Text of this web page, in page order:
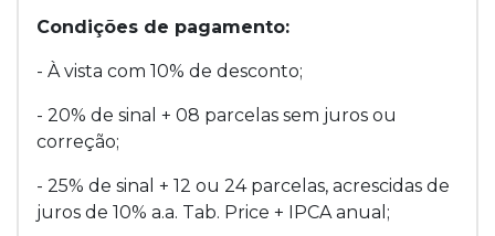
Condições de pagamento:
- À vista com 10% de desconto;
- 20% de sinal + 08 parcelas sem juros ou
correção;
- 25% de sinal + 12 ou 24 parcelas, acrescidas de
juros de 10% a.a. Tab. Price + IPCA anual;